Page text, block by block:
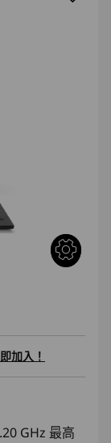
加入！
GHz 最高